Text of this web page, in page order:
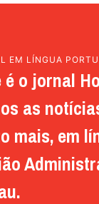
EM LÍNGUA
é o jornal
as
mais, em